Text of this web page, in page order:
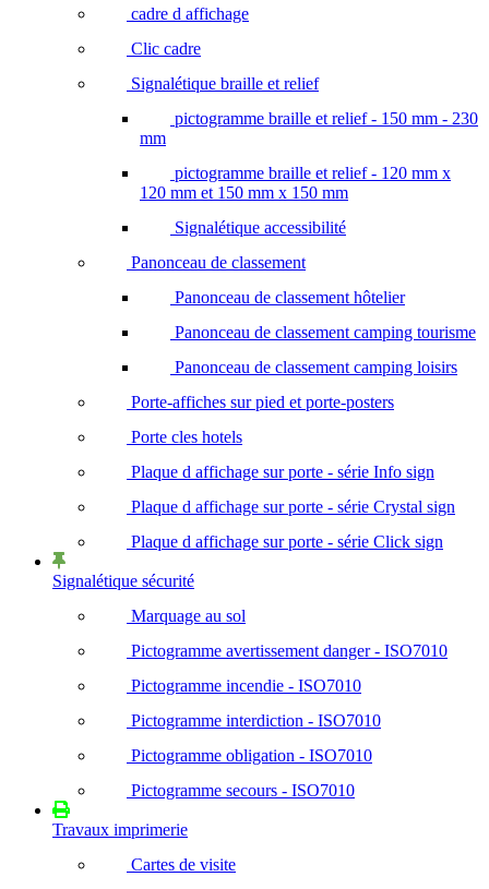
cadre d affichage
Clic cadre
Signalétique braille et relief
pictogramme braille et relief - 150 mm - 230
mm
pictogramme braille et relief - 120 mm x
120 mm et 150 mm x 150 mm
Signalétique accessibilité
Panonceau de classement
Panonceau de classement hôtelier
Panonceau de classement camping tourisme
Panonceau de classement camping loisirs
Porte-affiches sur pied et porte-posters
Porte cles hotels
Plaque d affichage sur porte - série Info sign
Plaque d affichage sur porte - série Crystal sign
Plaque d affichage sur porte - série Click sign
Signalétique sécurité
Marquage au sol
Pictogramme avertissement danger - ISO7010
Pictogramme incendie - ISO7010
Pictogramme interdiction - ISO7010
Pictogramme obligation - ISO7010
Pictogramme secours - ISO7010
Travaux imprimerie
Cartes de visite